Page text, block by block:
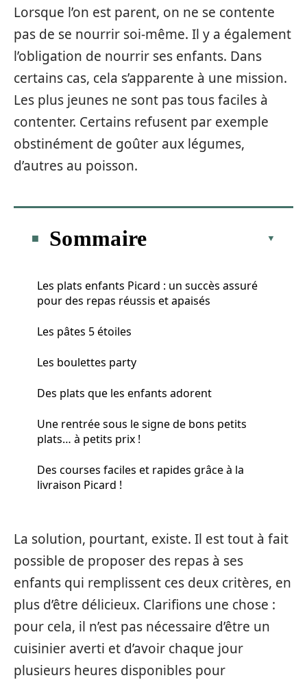
Lorsque l’on est parent, on ne se contente
pas de se nourrir soi-même. Il y a également
l’obligation de nourrir ses enfants. Dans
certains cas, cela s’apparente à une mission.
Les plus jeunes ne sont pas tous faciles à
contenter. Certains refusent par exemple
obstinément de goûter aux légumes,
d’autres au poisson.
Sommaire
Les plats enfants Picard : un succès assuré
pour des repas réussis et apaisés
Les pâtes 5 étoiles
Les boulettes party
Des plats que les enfants adorent
Une rentrée sous le signe de bons petits
plats… à petits prix !
Des courses faciles et rapides grâce à la
livraison Picard !
La solution, pourtant, existe. Il est tout à fait
possible de proposer des repas à ses
enfants qui remplissent ces deux critères, en
plus d’être délicieux. Clarifions une chose :
pour cela, il n’est pas nécessaire d’être un
cuisinier averti et d’avoir chaque jour
plusieurs heures disponibles pour